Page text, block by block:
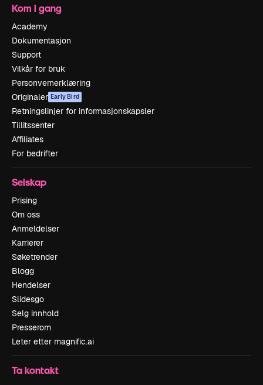
Kom i gang
Academy
Dokumentasjon
Support
Vilkår for bruk
Personvernerklæring
Originaler Early Bird
Retningslinjer for informasjonskapsler
Tillitssenter
Affiliates
For bedrifter
Selskap
Prising
Om oss
Anmeldelser
Karrierer
Søketrender
Blogg
Hendelser
Slidesgo
Selg innhold
Presserom
Leter etter magnific.ai
Ta kontakt